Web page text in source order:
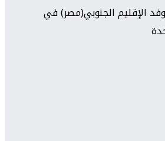
الإقليم الجنوبي(مصر) في